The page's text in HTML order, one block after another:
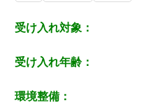
受け入れ対象：
受け入れ年齢：
環境整備：